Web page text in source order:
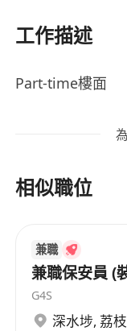
工作描述
Part-time樓面
相似職位
兼職
兼職保安員 (
G4S
深水埗, 荔